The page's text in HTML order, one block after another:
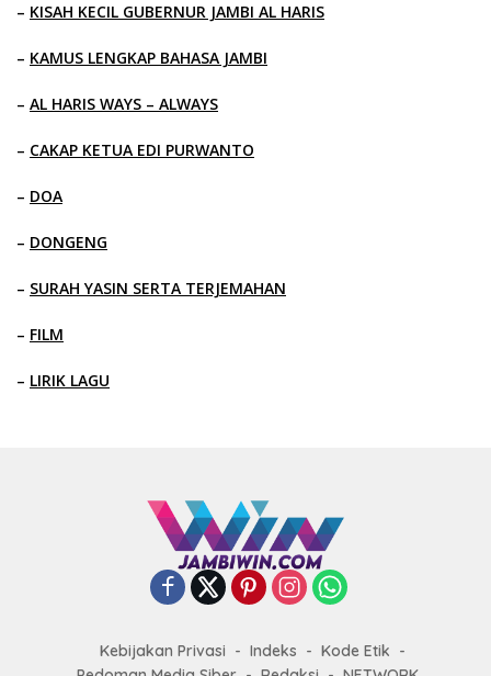
– KISAH KECIL GUBERNUR JAMBI AL HARIS
– KAMUS LENGKAP BAHASA JAMBI
– AL HARIS WAYS – ALWAYS
– CAKAP KETUA EDI PURWANTO
– DOA
– DONGENG
– SURAH YASIN SERTA TERJEMAHAN
– FILM
– LIRIK LAGU
Kebijakan Privasi Indeks
Kode Etik